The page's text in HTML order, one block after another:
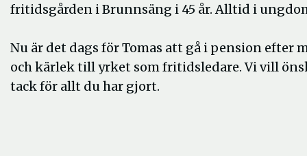
fritidsgården i Brunnsäng i 45 år. Alltid i
Nu är det dags för Tomas att gå i pension efter
och kärlek till yrket som fritidsledare. Vi vill
tack för allt du har gjort.